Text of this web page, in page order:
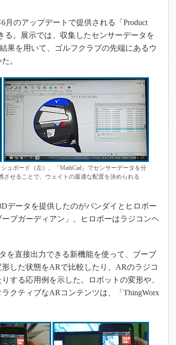
のアップデートで提供される「Product
る。展示では、収集したセンサーデータを
果を用いて、ゴルフクラブの先端にあるウ
。
ュボード（左）。「MathCad」でセンサーデータを分
させることで、ウェイトの最適な配置を決められる
データを提供したのがバンダイとヒロボー
ブガーディアン」、ヒロボーはラジコンヘ
を直接出力できる新機能を使って、ブーブ
した状態をARで比較したり、ARのラジコ
する応用例を示した。ロボットの変形や、
クティブなARコンテンツは、「ThingWorx